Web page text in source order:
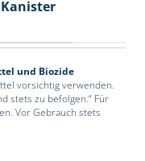
und Biozide
vorsichtig verwenden.
stets zu befolgen.“ Für
Vor Gebrauch stets